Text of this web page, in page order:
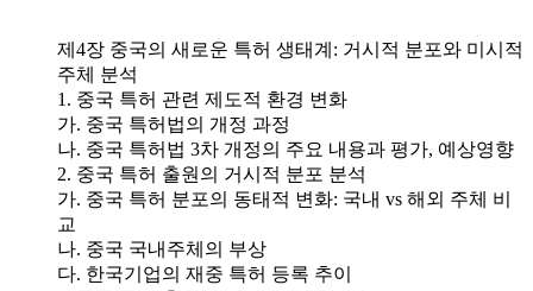
제4장 중국의 새로운 특허 생태계: 거시적 분포와 미시적
주체 분석
1. 중국 특허 관련 제도적 환경 변화
가. 중국 특허법의 개정 과정
나. 중국 특허법 3차 개정의 주요 내용과 평가, 예상영향
2. 중국 특허 출원의 거시적 분포 분석
가. 중국 특허 분포의 동태적 변화: 국내 vs 해외 주체 비
교
나. 중국 국내주체의 부상
다. 한국기업의 재중 특허 등록 추이